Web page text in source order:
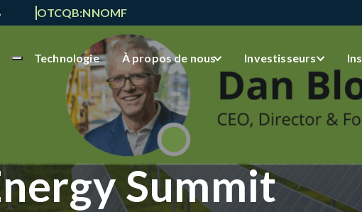
OTCQB:NNOMF
Technologie À propos de nous Investisseurs
Summit